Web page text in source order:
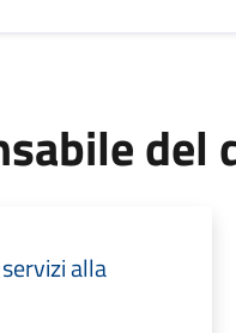
del
alla